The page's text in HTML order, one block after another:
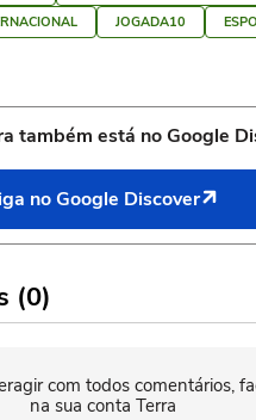
JOGADA10
também está no Google
no Google Discover
(0)
com todos comentários,
na sua conta Terra